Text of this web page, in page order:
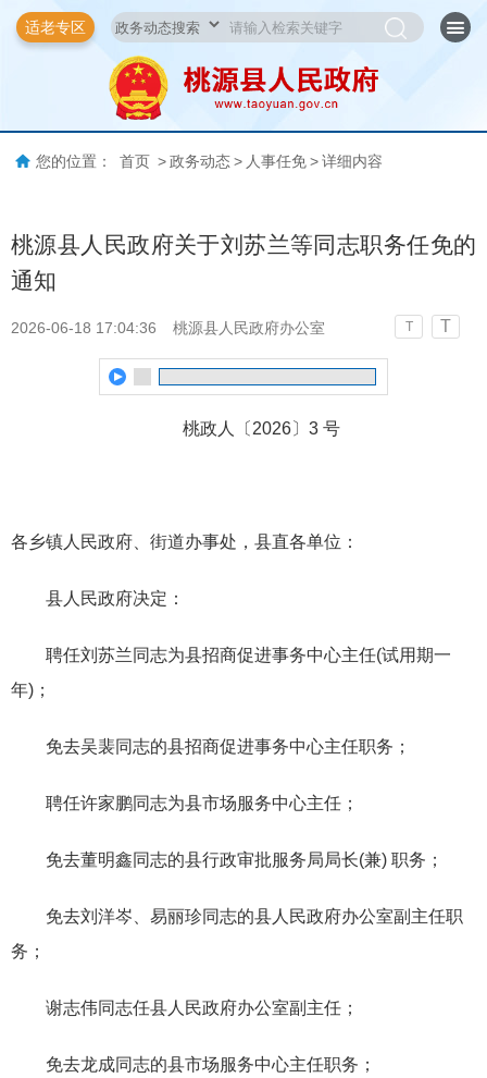
适老专区
您的位置： 首页 > 政务动态 > 人事任免 > 详细内容
桃源县人民政府关于刘苏兰等同志职务任免的
通知
2026-06-18 17:04:36 桃源县人民政府办公室 T T
桃政人〔2026〕3 号
各乡镇人民政府、街道办事处，县直各单位：
县 人 民政府决定：
聘任刘 苏兰同志为县招商促进事务中心主任(试用期一
年)；
免去吴裴同志的县招商促进事务中心主任职务；
聘任许家鹏同志为县市场服务中心主任；
免去董明鑫同志的县行政审批服务局局长(兼) 职务；
免去刘洋岑、易丽珍同志的县人民政府办公室副主任职
务；
谢志伟同志任县人民政府办公室副主任 ；
免去龙成同志的县市场服务中心主任职务；